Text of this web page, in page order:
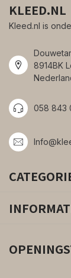
KLEED.NL
Kleed.nl is
8914BK
058 843